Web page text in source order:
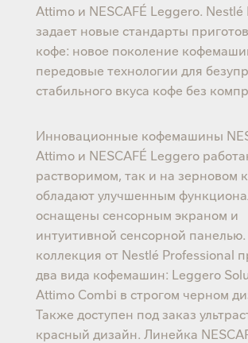
Attimo и NESCAFÉ Leggero. Nestlé
задает новые стандарты
кофе: новое поколение
передовые технологии для
стабильного вкуса кофе без
Инновационные кофемашины
Attimo и NESCAFÉ Leggero
растворимом, так и на зерновом
обладают улучшенным
оснащены сенсорным экраном и
интуитивной сенсорной
коллекция от Nestlé Professional
два вида кофемашин: Leggero
Attimo Combi в строгом черном
Также доступен под заказ
красный дизайн. Линейка